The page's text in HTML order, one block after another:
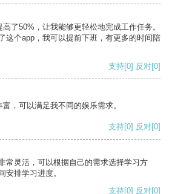
了50%，让我能够更轻松地完成工作任务。
这个app，我可以提前下班，有更多的时间陪
支持[0] 反对[0]
，可以满足我不同的娱乐需求。
支持[0] 反对[0]
常灵活，可以根据自己的需求选择学习方
安排学习进度。
支持[0] 反对[0]